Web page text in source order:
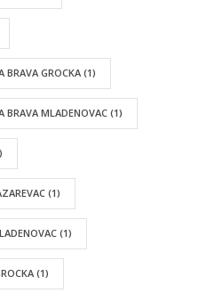
BRAVA GROCKA (1)
BRAVA MLADENOVAC (1)
(1)
(1)
(1)